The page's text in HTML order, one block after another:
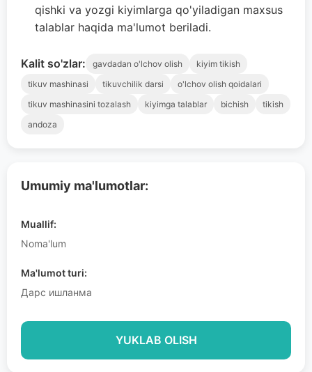
Umumiy ma'lumotlar:
Muallif:
Noma'lum
Ma'lumot turi:
Дарс ишланма
YUKLAB OLISH
qishki va yozgi kiyimlarga qo'yiladigan maxsus
talablar haqida ma'lumot beriladi.
Kalit so'zlar: gavdadan o'lchov olish
kiyim tikish
tikuv mashinasi
tikuvchilik darsi
o'lchov olish qoidalari
tikuv mashinasini tozalash
kiyimga talablar bichish
tikish
andoza